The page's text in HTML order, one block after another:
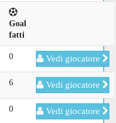
Goal
fatti
0 Vedi giocatore
6 Vedi giocatore
0 Vedi giocatore